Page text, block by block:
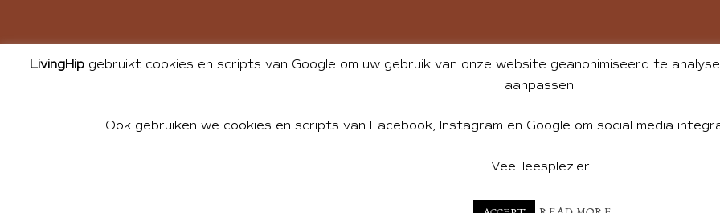
© 2026 ALL PHOTOS & CONTENT BY ANDREA DE GROOT. WEBSITE DESIGN BY
LivingHip gebruikt cookies en scripts van Google om uw gebruik van onze website geanonimiseerd te
aanpassen.
Ook gebruiken we cookies en scripts van Facebook, Instagram en Google om social media
Veel leesplezier